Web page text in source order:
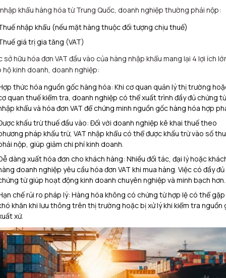
khẩu hàng hóa từ Trung Quốc, doanh nghiệp thường phải nộp:
nhập khẩu (nếu mặt hàng thuộc đối tượng chịu thuế)
giá trị gia tăng (VAT)
sở hữu hóa đơn VAT đầu vào của hàng nhập khẩu mang lại 4 lợi ích
hộ kinh doanh, doanh nghiệp:
thức hóa nguồn gốc hàng hóa: Khi cơ quan quản lý thị trường
quan thuế kiểm tra, doanh nghiệp có thể xuất trình đầy đủ chứng từ
khẩu và hóa đơn VAT để chứng minh nguồn gốc hàng hóa hợp
khấu trừ thuế đầu vào: Đối với doanh nghiệp kê khai thuế theo
pháp khấu trừ, VAT nhập khẩu có thể được khấu trừ vào số
nộp, giúp giảm chi phí kinh doanh.
dàng xuất hóa đơn cho khách hàng: Nhiều đối tác, đại lý hoặc
doanh nghiệp yêu cầu hóa đơn VAT khi mua hàng. Việc có đầy đủ
từ giúp hoạt động kinh doanh chuyên nghiệp và minh bạch hơn.
chế rủi ro pháp lý: Hàng hóa không có chứng từ hợp lệ có thể gặp
khăn khi lưu thông trên thị trường hoặc bị xử lý khi kiểm tra nguồn
xứ.